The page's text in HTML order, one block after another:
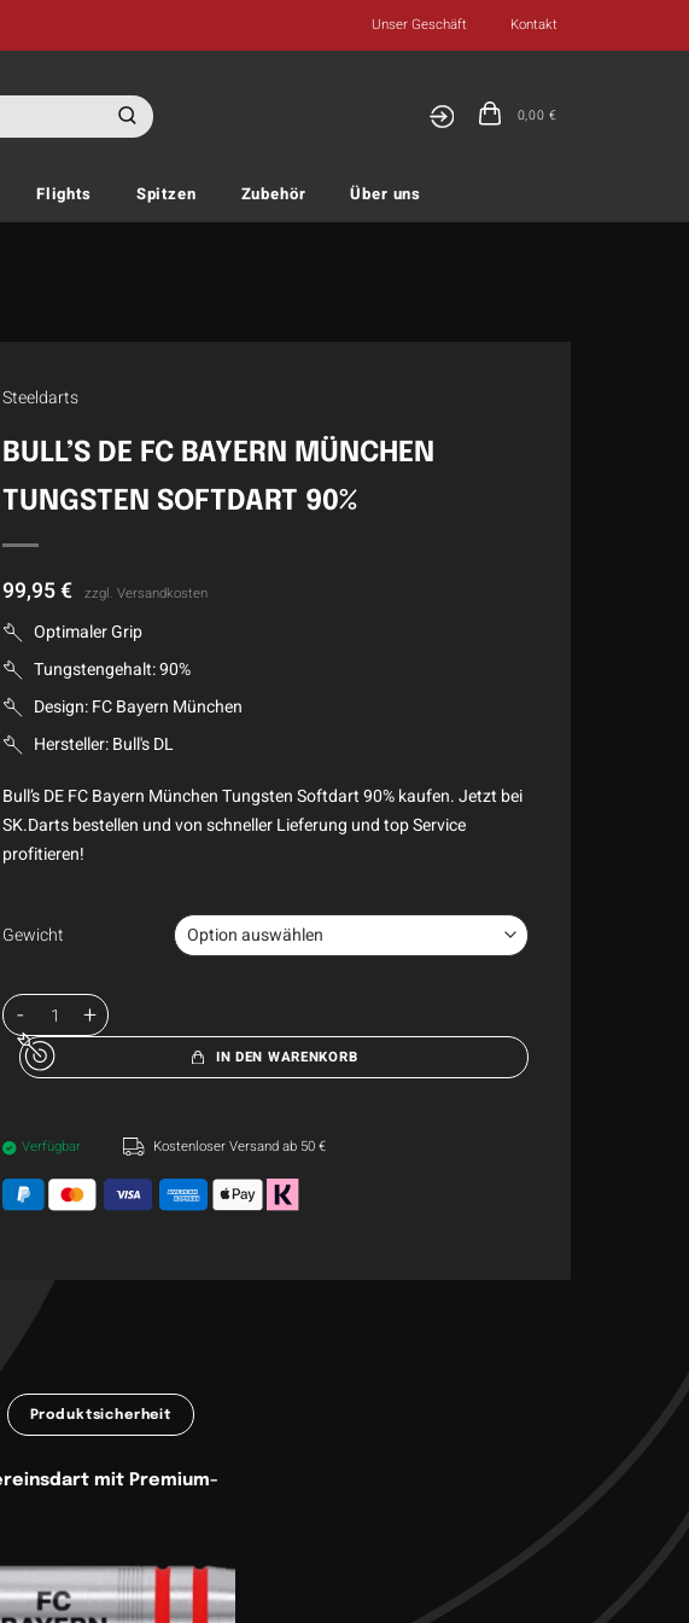
Unser Geschäft Kontakt
0,00 €
Flights Spitzen Zubehör Über uns
Steeldarts
BULL’S DE FC BAYERN MÜNCHEN
TUNGSTEN SOFTDART 90%
99,95€ zzgl. Versandkosten
Optimaler Grip
Tungstengehalt: 90%
Design: FC Bayern München
Hersteller: Bull's DL
Bull’s DE FC Bayern München Tungsten Softdart 90% kaufen. Jetzt bei
SK.Darts bestellen und von schneller Lieferung und top Service
profitieren!
Gewicht
IN DEN WARENKORB
Verfügbar Kostenloser Versand ab 50 €
Produktsicherheit
mit Premium-